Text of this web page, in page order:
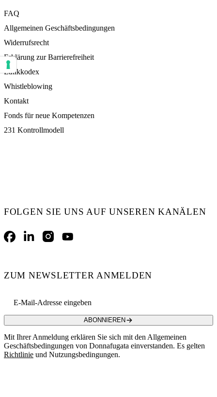
FAQ
Allgemeinen Geschäftsbedingungen
Widerrufsrecht
Erklärung zur Barrierefreiheit
Ethikkodex
Whistleblowing
Kontakt
Fonds für neue Kompetenzen
231 Kontrollmodell
FOLGEN SIE UNS AUF UNSEREN KANÄLEN
FacebookLinkedInInstagramYouTube
ZUM NEWSLETTER ANMELDEN
ABONNIEREN
Mit Ihrer Anmeldung erklären Sie sich mit den Allgemeinen
Geschäftsbedingungen von Donnafugata einverstanden. Es gelten
Richtlinie und Nutzungsbedingungen.
Ihre Einstellungen für Einwilligungen für Tracking Technologien